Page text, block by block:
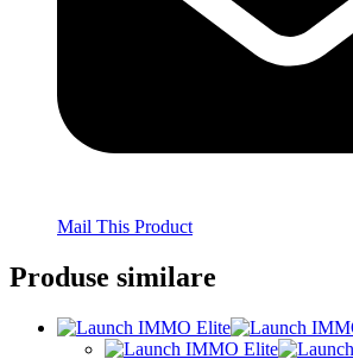
Mail This Product
Produse similare